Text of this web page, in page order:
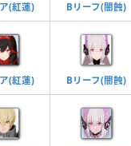
(紅蓮)
Bリーフ(闇蝕)
(紅蓮)
Bリーフ(闇蝕)